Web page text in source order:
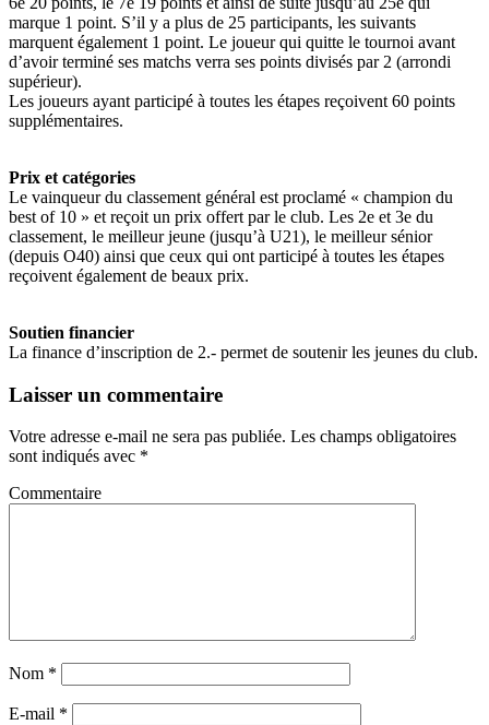
marque 1 point. S’il y a plus de 25 participants, les suivants
marquent également 1 point. Le joueur qui quitte le tournoi avant
d’avoir terminé ses matchs verra ses points divisés par 2 (arrondi
supérieur).
Les joueurs ayant participé à toutes les étapes reçoivent 60 points
supplémentaires.
Prix et catégories
Le vainqueur du classement général est proclamé « champion du
best of 10 » et reçoit un prix offert par le club. Les 2e et 3e du
classement, le meilleur jeune (jusqu’à U21), le meilleur sénior
(depuis O40) ainsi que ceux qui ont participé à toutes les étapes
reçoivent également de beaux prix.
Soutien financier
La finance d’inscription de 2.- permet de soutenir les jeunes du club.
Laisser un commentaire
Votre adresse e-mail ne sera pas publiée. Les champs obligatoires
sont indiqués avec *
Commentaire
Nom *
E-mail *